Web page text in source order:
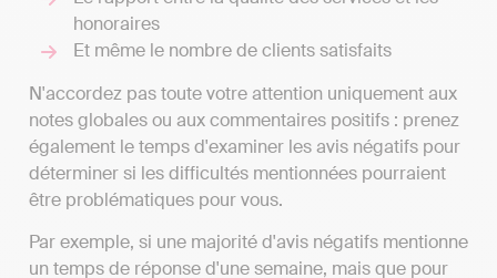
honoraires
Et même le nombre de clients satisfaits
N'accordez pas toute votre attention uniquement aux
notes globales ou aux commentaires positifs : prenez
également le temps d'examiner les avis négatifs pour
déterminer si les difficultés mentionnées pourraient
être problématiques pour vous.
Par exemple, si une majorité d'avis négatifs mentionne
un temps de réponse d'une semaine, mais que pour